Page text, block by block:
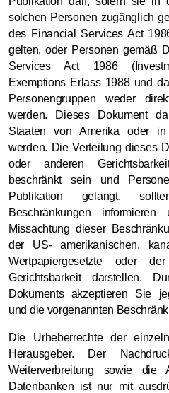
solchen Personen zugänglich
des Financial Services Act
gelten, oder Personen gemäß
Services Act 1986
Exemptions Erlass 1988 und
Personengruppen weder
werden. Dieses Dokument
Staaten von Amerika oder in
werden. Die Verteilung dieses
oder anderen
beschränkt sein und
Publikation gelangt,
Beschränkungen
Missachtung dieser
der US- amerikanischen,
Wertpapiergesetzte oder
Gerichtsbarkeit darstellen.
Dokuments akzeptieren Sie
und die vorgenannten
Die Urheberrechte der
Herausgeber. Der
Weiterverbreitung sowie die
Datenbanken ist nur mit